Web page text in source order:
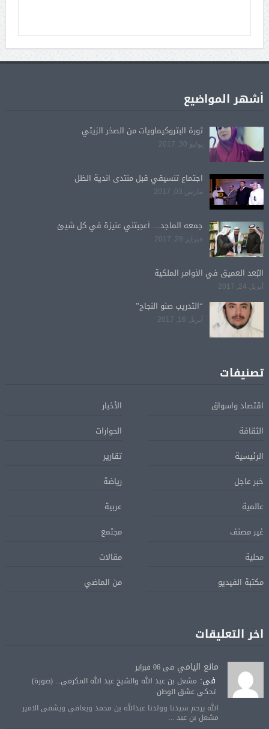
أشهر المواضيع
ثورة البتروكيماويات من الصخر الزيتي
يوليو 30, 2017
اجتماع تنسيقي قبل منتدى اندية الظل
مارس 03, 2017
جمعه الماجد… أعجبتني عنيزة في كل شيئ
فبراير 28, 2017
البُعد العميق في الأوامر الملكية
أبريل 24, 2017
“التدريب صنو النجاح”
أبريل 16, 2017
تصنيفات
اقتصاد واسواق
الأخبار
الثقافة
الحوارات
الرئيسية
تقارير
خبر عاجل
رياضة
عالمية
عربية
غير مصنف
مجتمع
محلية
مقالات
مكتبة الفيديو
من الماضي
اخر التعليقات
مانع اليامي فى 06 فبراير
فى: مشعل بن عبد الله والشيخ عبد الله المكرمي... (صورة)
تحكي عشق الوطن
الله يرحم سيدنا وولدنا عبدالله بن محمد ويعافي ويشفى الامير
مشعل بن عبد ...